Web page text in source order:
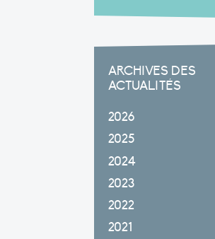
ARCHIVES DES
ACTUALITÉS
2026
2025
2024
2023
2022
2021